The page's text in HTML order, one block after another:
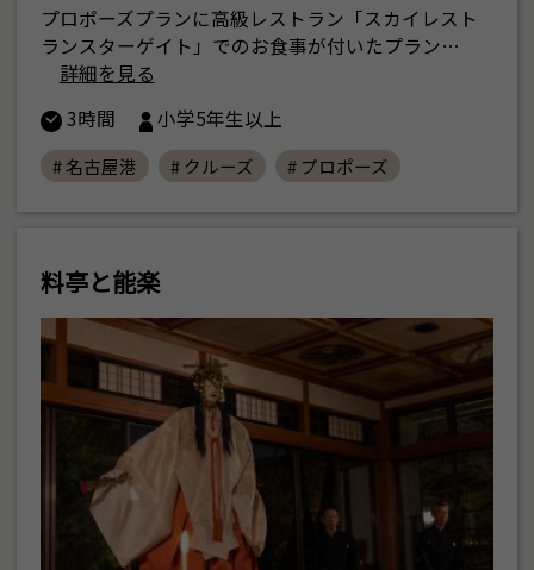
プロポーズプランに高級レストラン「スカイレスト
ランスターゲイト」でのお食事が付いたプラン…
詳細を見る
3時間
小学5年生以上
# 名古屋港 # クルーズ # プロポーズ
料亭と能楽